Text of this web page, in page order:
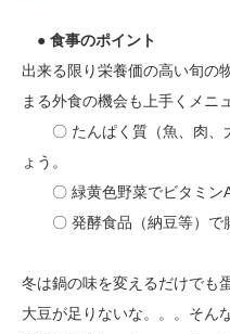
● 食事のポイント
出来る限り栄養価の高い旬の
まる外食の機会も上手くメニ
〇 たんぱく質（魚、肉、
ょう。
〇 緑黄色野菜でビタミンA
〇 発酵食品（納豆等）で
冬は鍋の味を変えるだけでも
大豆が足りないな。。。そん